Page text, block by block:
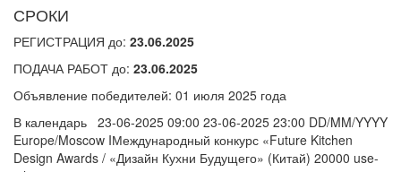
СРОКИ
РЕГИСТРАЦИЯ до: 23.06.2025
ПОДАЧА РАБОТ до: 23.06.2025
Объявление победителей: 01 июля 2025 года
В календарь 23-06-2025 09:00 23-06-2025 23:00 DD/MM/YYYY
Europe/Moscow IМеждународный конкурс «Future Kitchen
Design Awards / «Дизайн Кухни Будущего» (Китай) 20000 use-